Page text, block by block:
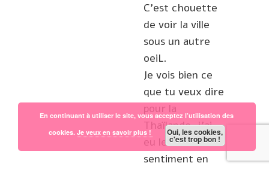
C’est chouette
de voir la ville
sous un autre
oeiL.
Je vois bien ce
que tu veux dire
pour la
Thaïlande, j’ai
eu le même
sentiment en
En continuant à utiliser le site, vous acceptez l’utilisation des
cookies. Je veux en savoir plus ! Oui, les cookies,
c'est trop bon !